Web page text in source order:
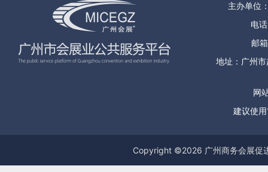
主办单位
电
邮
地址：广州
网
建议使
Copyright ©2026 广州商务会展